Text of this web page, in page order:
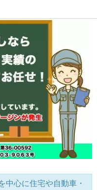
中心に住宅や自動車・